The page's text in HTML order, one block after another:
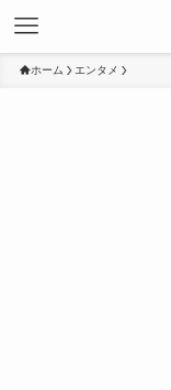
ホーム エンタメ